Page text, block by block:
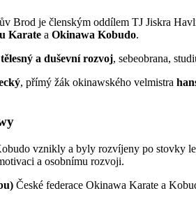
Brod je členským oddílem TJ Jiskra
Karate a Okinawa Kobudo.
tělesný a duševní rozvoj, sebeobrana,
, přímý žák okinawského velmistra
vznikly a byly rozvíjeny po stovky
a osobnímu rozvoji.
České federace Okinawa Karate a